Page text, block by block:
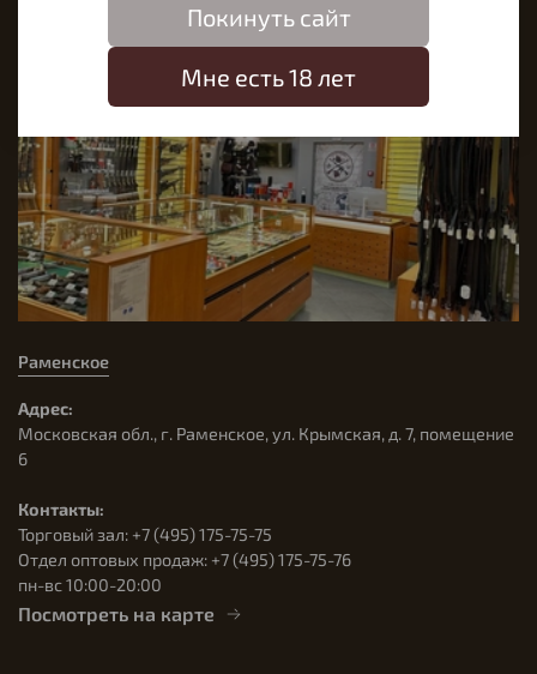
Наш магазин
Раменское
Адрес:
Московская обл., г. Раменское, ул. Крымская, д. 7, помещение
6
Контакты:
Торговый зал: +7 (495) 175-75-75
Отдел оптовых продаж: +7 (495) 175-75-76
пн-вс 10:00-20:00
Посмотреть на карте
Покинуть сайт
Мне есть 18 лет